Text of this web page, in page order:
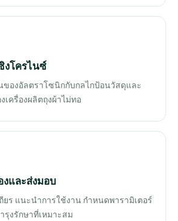
งโครไนซ์
ของอัลตราโซนิกกับกลไกป้อนวัสดุและ
เครื่องผลิตถุงผ้าไม่ทอ
งและส่งมอบ
ยร แนะนำการใช้งาน กำหนดพารามิเตอร์
รุงรักษาที่เหมาะสม